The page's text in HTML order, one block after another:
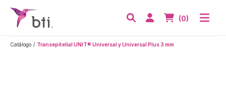
BTI - Human Tecnology
Acceder
Nº de
(0)
Catálogo Transepitelial UNIT® Universal y Universal Plus 3 mm